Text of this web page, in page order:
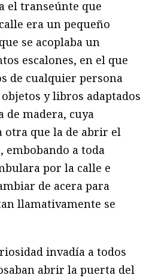
el transeúnte que
era un pequeño
se acoplaba un
escalones, en el que
de cualquier persona
y libros adaptados
de madera, cuya
otra que la de abrir el
a toda
por la calle e
de acera para
llamativamente se
invadía a todos
abrir la puerta del